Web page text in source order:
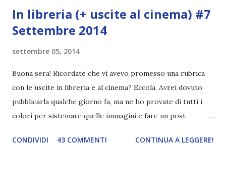
In libreria (+ uscite al cinema) #7
Settembre 2014
settembre 05, 2014
Buona sera! Ricordate che vi avevo promesso una rubrica
con le uscite in libreria e al cinema? Eccola. Avrei dovuto
pubblicarla qualche giorno fa, ma ne ho provate di tutti i
colori per sistemare quelle immagini e fare un post
leggere la trama cliccate sulla copertina. Vi ho segnalato
CONDIVIDI 43 COMMENTI CONTINUA A LEGGERE!